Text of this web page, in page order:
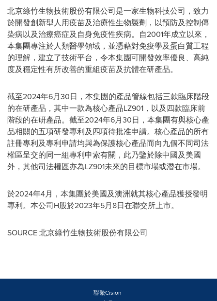
北京綠竹生物技術股份有限公司是一家生物科技公司，致力
於開發創新型人用疫苗及治療性生物製劑，以預防及控制傳
染病以及治療癌症及自身免疫性疾病。自2001年成立以來，
本集團專注於人類醫學領域，並憑藉對免疫學及蛋白質工程
的理解，建立了技術平台，令本集團可開發效率優良、高純
度及穩定性有所改善的重組疫苗及抗體在研產品。
截至2024年6月30日，本集團的產品管線包括三款臨床階段
的在研產品，其中一款為核心產品LZ901，以及四款臨床前
階段的在研產品。截至2024年6月30日，本集團有與核心產
品相關的五項研發專利及四項待批准申請。核心產品的所有
註冊專利及專利申請均與為保護核心產品而向九個不同司法
權區呈交的同一組專利申索有關，此乃鑒於除中國及美國
外，其他司法權區亦為LZ901未來的目標市場或潛在市場。
於2024年4月，本集團於美國及澳洲就其核心產品獲授發明
專利。本公司H股於2023年5月8日在聯交所上市。
SOURCE 北京綠竹生物技術股份有限公司
聯繫Cision